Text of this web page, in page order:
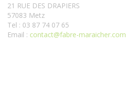
21 RUE DES DRAPIERS
57083 Metz
Tel : 03 87 74 07 65
Email : contact@fabre-maraicher.com